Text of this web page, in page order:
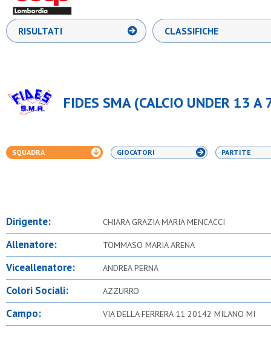
RISULTATI CLASSIFICHE
FIDES SMA (CALCIO UNDER 13 A
SQUADRA GIOCATORI PARTITE
Dirigente: CHIARA GRAZIA MARIA MENCACCI
Allenatore: TOMMASO MARIA ARENA
Viceallenatore: ANDREA PERNA
Colori Sociali: AZZURRO
Campo: VIA DELLA FERRERA 11 20142 MILANO MI